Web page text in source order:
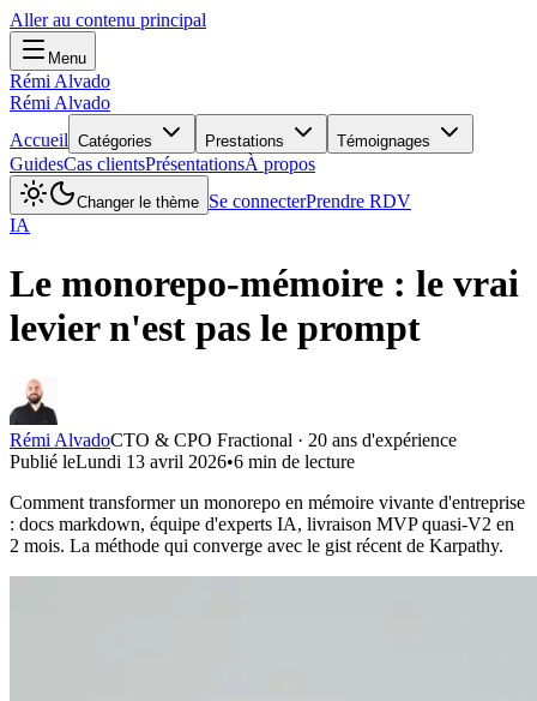
Aller au contenu principal
Menu
Rémi Alvado
Rémi Alvado
Accueil Catégories Prestations Témoignages
GuidesCas clientsPrésentationsÀ propos
Changer le thème Se connecterPrendre RDV
IA
Le monorepo-mémoire : le vrai
levier n'est pas le prompt
Rémi AlvadoCTO & CPO Fractional · 20 ans d'expérience
Publié leLundi 13 avril 2026•6 min de lecture
Comment transformer un monorepo en mémoire vivante d'entreprise
: docs markdown, équipe d'experts IA, livraison MVP quasi-V2 en
2 mois. La méthode qui converge avec le gist récent de Karpathy.